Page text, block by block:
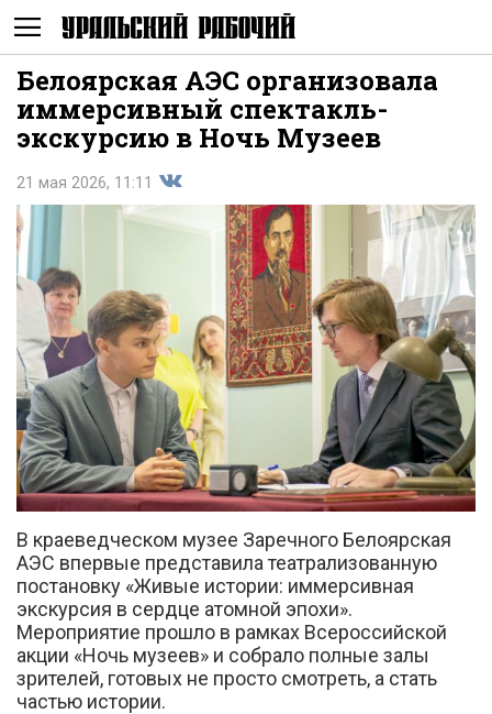
Не
показывать
Белоярская АЭС организовала
иммерсивный спектакль-
экскурсию в Ночь Музеев
21 мая 2026, 11:11
Поделиться
во
Вконтакте
В краеведческом музее Заречного Белоярская
АЭС впервые представила театрализованную
постановку «Живые истории: иммерсивная
экскурсия в сердце атомной эпохи».
Мероприятие прошло в рамках Всероссийской
акции «Ночь музеев» и собрало полные залы
зрителей, готовых не просто смотреть, а стать
частью истории.